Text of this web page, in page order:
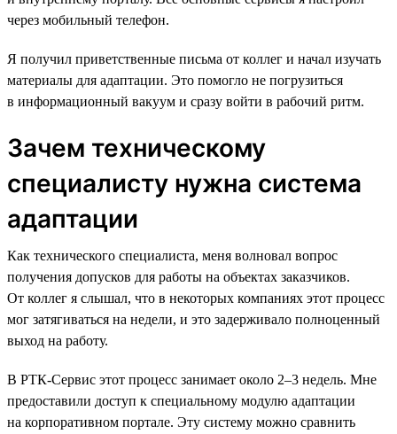
через мобильный телефон.
Я получил приветственные письма от коллег и начал изучать
материалы для адаптации. Это помогло не погрузиться
в информационный вакуум и сразу войти в рабочий ритм.
Зачем техническому
специалисту нужна система
адаптации
Как технического специалиста, меня волновал вопрос
получения допусков для работы на объектах заказчиков.
От коллег я слышал, что в некоторых компаниях этот процесс
мог затягиваться на недели, и это задерживало полноценный
выход на работу.
В РТК-Сервис этот процесс занимает около 2–3 недель. Мне
предоставили доступ к специальному модулю адаптации
на корпоративном портале. Эту систему можно сравнить